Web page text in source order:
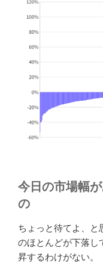
今日の市場幅
の
ちょっと待てよ、と
のほとんどが下落し
昇するわけがない。